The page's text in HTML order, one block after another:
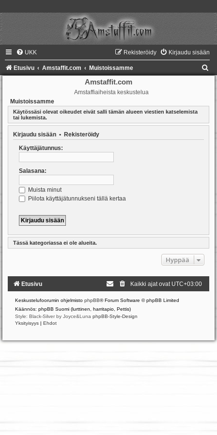
UKK Kirjaudu sisään
Rekisteröidy
Etusivu Amstaffit.com Muistoissamme
Amstaffit.com
Amstaffiaiheista keskustelua
Muistoissamme
Käytössäsi olevat oikeudet eivät salli tämän alueen viestien katselemista
tai lukemista.
Kirjaudu sisään • Rekisteröidy
Käyttäjätunnus:
Salasana:
Muista minut
Piilota käyttäjätunnukseni tällä kertaa
Tässä kategoriassa ei ole alueita.
Hyppää
Etusivu Kaikki ajat ovat UTC+03:00
Keskustelufoorumin ohjelmisto phpBB® Forum Software © phpBB Limited
Käännös: phpBB Suomi (lurttinen, harritapio, Pettis)
Style: Black-Silver by Joyce&Luna phpBB-Style-Design
Yksityisyys | Ehdot